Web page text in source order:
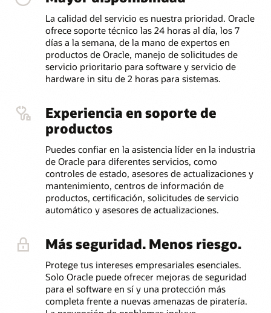
La calidad del servicio es nuestra prioridad. Oracle
ofrece soporte técnico las 24 horas al día, los 7
días a la semana, de la mano de expertos en
productos de Oracle, manejo de solicitudes de
servicio prioritario para software y servicio de
hardware in situ de 2 horas para sistemas.
Experiencia en soporte de
productos
Puedes confiar en la asistencia líder en la industria
de Oracle para diferentes servicios, como
controles de estado, asesores de actualizaciones y
mantenimiento, centros de información de
productos, certificación, solicitudes de servicio
automático y asesores de actualizaciones.
Más seguridad. Menos riesgo.
Protege tus intereses empresariales esenciales.
Solo Oracle puede ofrecer mejoras de seguridad
para el software en sí y una protección más
completa frente a nuevas amenazas de piratería.